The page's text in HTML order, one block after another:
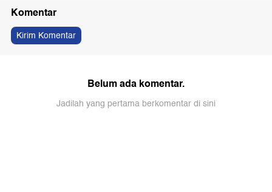
Komentar
Kirim Komentar
Belum ada komentar.
Jadilah yang pertama berkomentar di sini